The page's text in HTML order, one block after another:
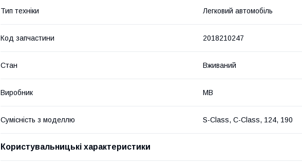
Тип техніки Легковий автомобіль
Код запчастини 2018210247
Стан Вживаний
Виробник MB
Сумісність з моделлю S-Class, C-Class, 124, 190
Користувальницькі характеристики